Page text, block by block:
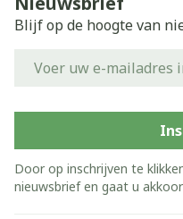
Blijf op de hoogte van
Door op inschrijven te
nieuwsbrief en gaat u